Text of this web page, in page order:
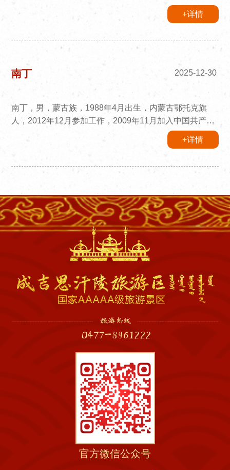
内蒙古民族大学研究生，中国古代文学专业，现任成吉思
+详情
南丁 2025-12-30
南丁，男，蒙古族，1988年4月出生，内蒙古鄂托克旗
人，2012年12月参加工作，2009年11月加入中国共产
党，西南大学社会工作专业毕业，研究生学历，现任成吉
思汗陵旅游区党工委委员、管委会副主任。
+详情
官方微信公众号